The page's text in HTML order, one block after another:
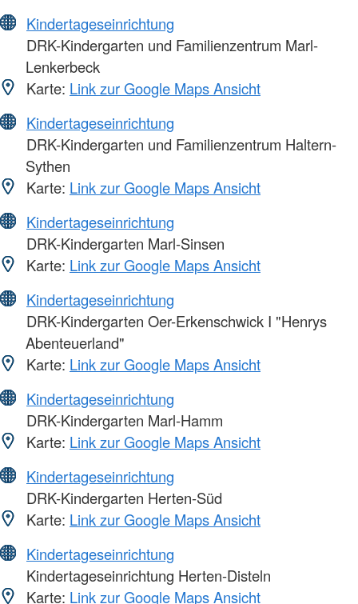
Kindertageseinrichtung
DRK-Kindergarten und Familienzentrum Marl-
Lenkerbeck
Karte: Link zur Google Maps Ansicht
Kindertageseinrichtung
DRK-Kindergarten und Familienzentrum Haltern-
Sythen
Karte: Link zur Google Maps Ansicht
Kindertageseinrichtung
DRK-Kindergarten Marl-Sinsen
Karte: Link zur Google Maps Ansicht
Kindertageseinrichtung
DRK-Kindergarten Oer-Erkenschwick I "Henrys
Abenteuerland"
Karte: Link zur Google Maps Ansicht
Kindertageseinrichtung
DRK-Kindergarten Marl-Hamm
Karte: Link zur Google Maps Ansicht
Kindertageseinrichtung
DRK-Kindergarten Herten-Süd
Karte: Link zur Google Maps Ansicht
Kindertageseinrichtung
Kindertageseinrichtung Herten-Disteln
Karte: Link zur Google Maps Ansicht